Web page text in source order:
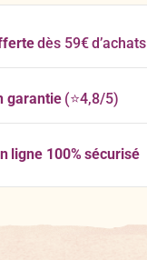
dès 59€ d’achats
garantie(⭐4,8/5)
ligne 100% sécurisé